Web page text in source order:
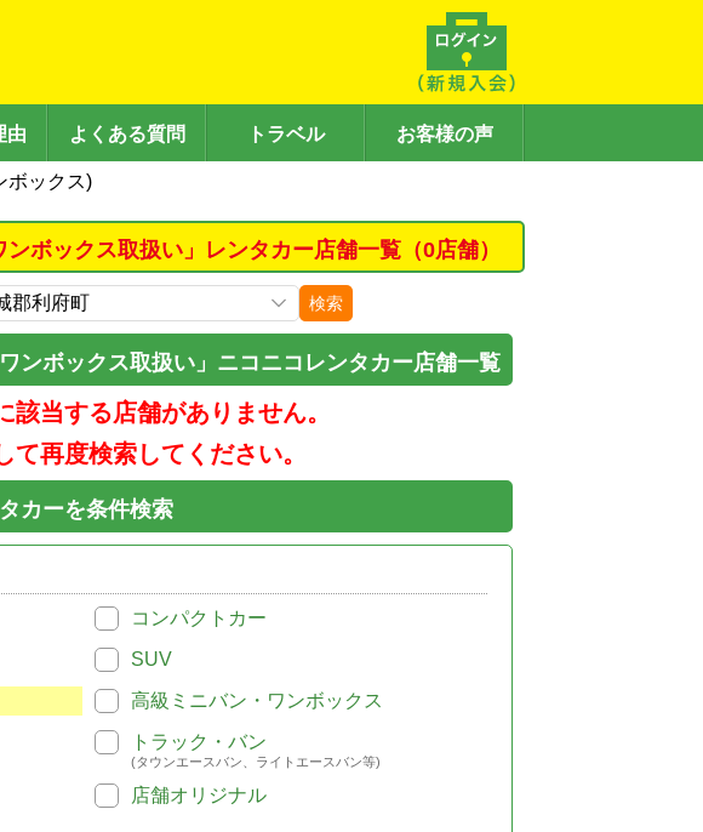
由 よくある質問 トラベル お客様の声
ボックス)
ボックス取扱い」レンタカー店舗一覧（0店舗）
検索
ンボックス取扱い」ニコニコレンタカー店舗一覧
該当する店舗がありません。
て再度検索してください。
カーを条件検索
コンパクトカー
SUV
高級ミニバン・ワンボックス
トラック・バン
(タウンエースバン、ライトエースバン等)
店舗オリジナル